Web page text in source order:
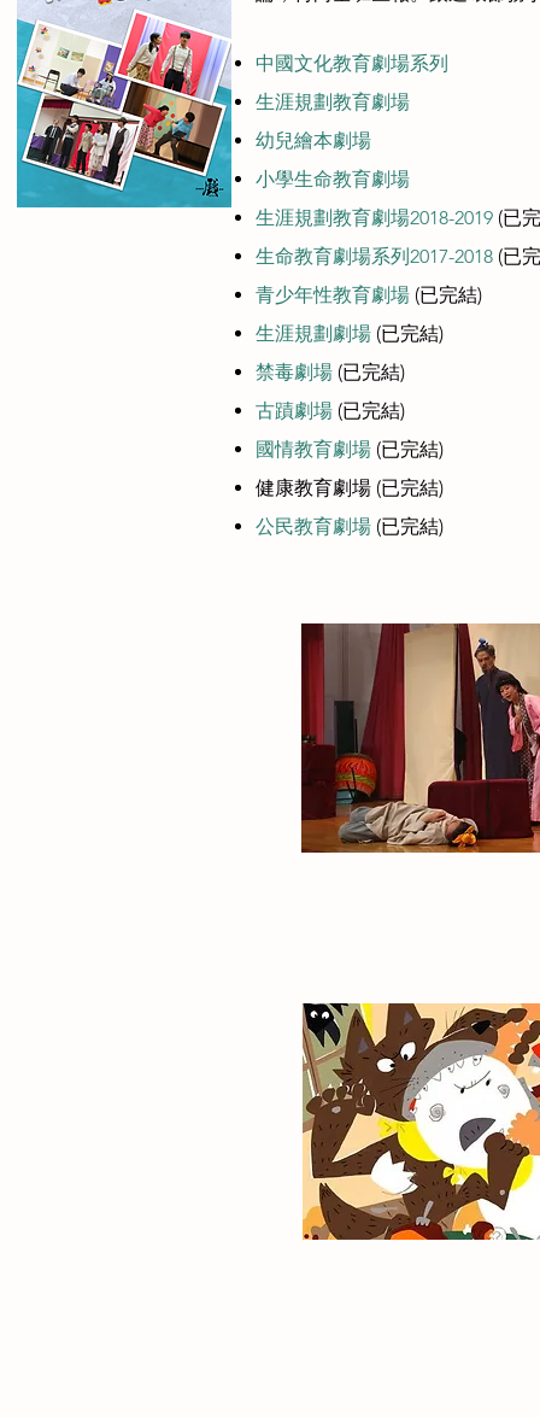
中國文化教育劇場系列
生涯規劃教育劇場
幼兒繪本劇場
小學生命教育劇場
生涯規劃教育劇場2018-2019 (已
生命教育劇場系列2017-2018 (已
青少年性教育劇場 (已完結)
生涯規劃劇場 (已完結)
禁毒劇場 (已完結)
古蹟劇場 (已完結)
國情教育劇場 (已完結)
健康教育劇場 (已完結)
公民教育劇場 (已完結)